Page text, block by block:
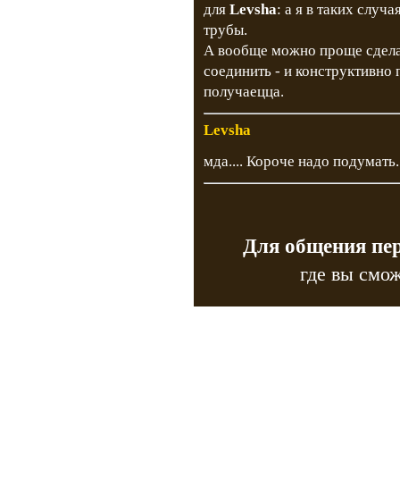
для Levsha: а я в таких
трубы.
А вообще можно проще
соединить - и
получаецца.
Levsha
мда.... Короче надо
Для общения
где вы